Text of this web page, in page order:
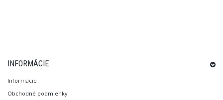
INFORMÁCIE
Informácie
Obchodné podmienky